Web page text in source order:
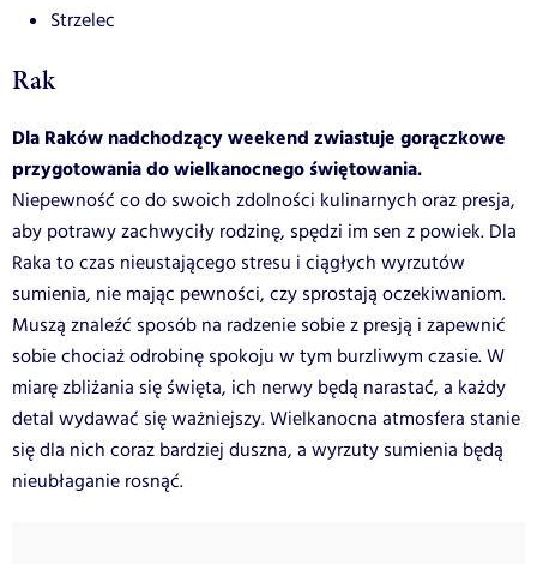
Strzelec
Rak
Dla Raków nadchodzący weekend zwiastuje gorączkowe
przygotowania do wielkanocnego świętowania.
Niepewność co do swoich zdolności kulinarnych oraz presja,
aby potrawy zachwyciły rodzinę, spędzi im sen z powiek. Dla
Raka to czas nieustającego stresu i ciągłych wyrzutów
sumienia, nie mając pewności, czy sprostają oczekiwaniom.
Muszą znaleźć sposób na radzenie sobie z presją i zapewnić
sobie chociaż odrobinę spokoju w tym burzliwym czasie. W
miarę zbliżania się święta, ich nerwy będą narastać, a każdy
detal wydawać się ważniejszy. Wielkanocna atmosfera stanie
się dla nich coraz bardziej duszna, a wyrzuty sumienia będą
nieubłaganie rosnąć.